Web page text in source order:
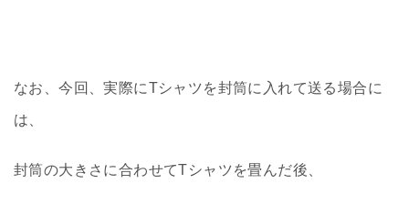
なお、今回、実際にTシャツを封筒に入れて送る場合に
は、
封筒の大きさに合わせてTシャツを畳んだ後、